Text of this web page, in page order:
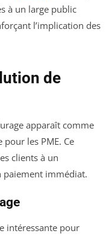
à un large public
l’implication des
de
apparaît comme
les PME. Ce
clients à un
paiement immédiat.
intéressante pour